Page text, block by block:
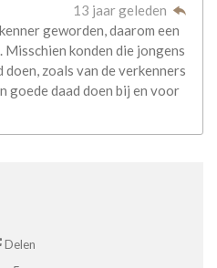
13 jaar geleden
geworden, daarom een
konden die jongens
zoals van de verkenners
goede daad doen bij en voor
Delen